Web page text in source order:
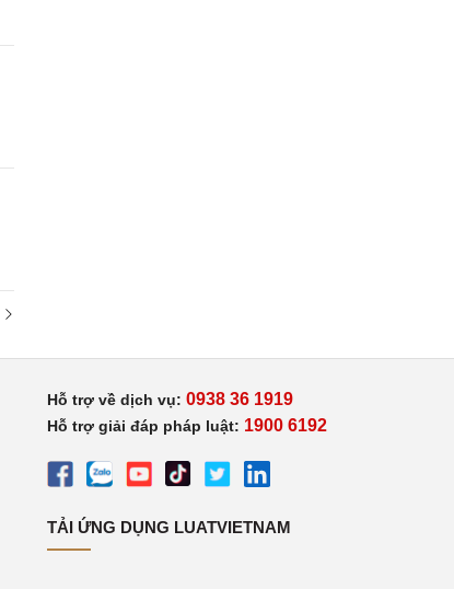
Hỗ trợ về dịch vụ: 0938 36 1919
Hỗ trợ giải đáp pháp luật: 1900 6192
TẢI ỨNG DỤNG LUATVIETNAM